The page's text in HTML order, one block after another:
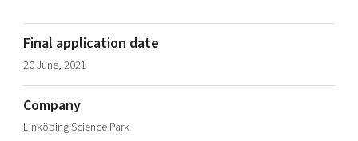
Artificial intelligence
Cybersecurity
Internet of Things
Manufacturing industries
Develop your company
Upgrade your skills & master new ones
About
Final application date
20 June, 2021
Company
Linköping Science Park